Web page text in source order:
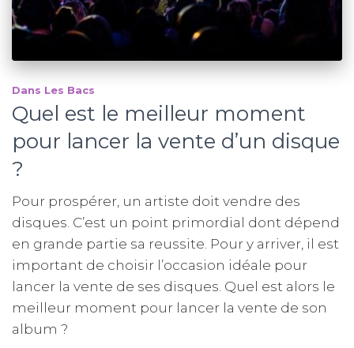
Dans Les Bacs
Quel est le meilleur moment
pour lancer la vente d’un disque
?
Pour prospérer, un artiste doit vendre des
disques. C’est un point primordial dont dépend
en grande partie sa reussite. Pour y arriver, il est
important de choisir l’occasion idéale pour
lancer la vente de ses disques. Quel est alors le
meilleur moment pour lancer la vente de son
album ?